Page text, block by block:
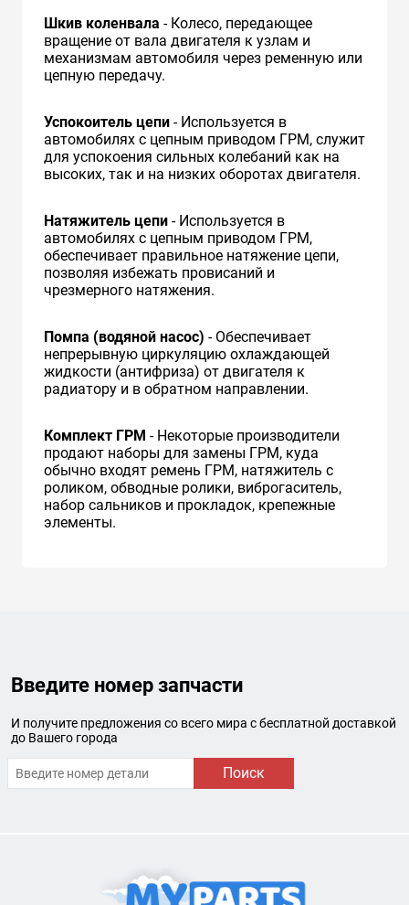
Шкив коленвала - Колесо, передающее
вращение от вала двигателя к узлам и
механизмам автомобиля через ременную или
цепную передачу.
Успокоитель цепи - Используется в
автомобилях с цепным приводом ГРМ, служит
для успокоения сильных колебаний как на
высоких, так и на низких оборотах двигателя.
Натяжитель цепи - Используется в
автомобилях с цепным приводом ГРМ,
обеспечивает правильное натяжение цепи,
позволяя избежать провисаний и
чрезмерного натяжения.
Помпа (водяной насос) - Обеспечивает
непрерывную циркуляцию охлаждающей
жидкости (антифриза) от двигателя к
радиатору и в обратном направлении.
Комплект ГРМ - Некоторые производители
продают наборы для замены ГРМ, куда
обычно входят ремень ГРМ, натяжитель с
роликом, обводные ролики, виброгаситель,
набор сальников и прокладок, крепежные
элементы.
Введите номер запчасти
И получите предложения со всего мира с бесплатной доставкой
до Вашего города
Поиск